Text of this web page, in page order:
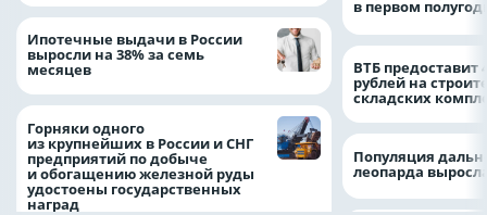
Ипотечные выдачи в России
выросли на 38% за семь
месяцев
Горняки одного
из крупнейших в России и СНГ
предприятий по добыче
и обогащению железной руды
удостоены государственных
наград
в первом
ВТБ предоставит
рублей на
складских
Популяция
леопарда